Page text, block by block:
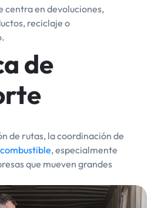
centra en devoluciones,
reciclaje o
de
de rutas, la coordinación de
, especialmente
que mueven grandes